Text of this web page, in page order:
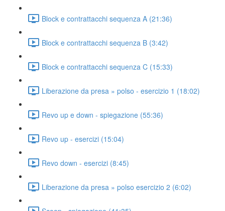
Block e contrattacchi sequenza A (21:36)
Block e contrattacchi sequenza B (3:42)
Block e contrattacchi sequenza C (15:33)
Liberazione da presa » polso - esercizio 1 (18:02)
Revo up e down - spiegazione (55:36)
Revo up - esercizi (15:04)
Revo down - esercizi (8:45)
Liberazione da presa » polso esercizio 2 (6:02)